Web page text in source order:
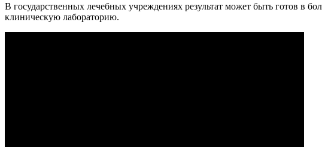
В государственных лечебных учреждениях результат может быть готов в
клиническую лабораторию.